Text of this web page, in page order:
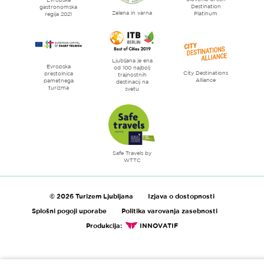
gastronomska
regija 2021
Zelena in varna
Destination
Platinum
Evropska
prestolnica
pametnega
turizma
Ljubljana je ena
od 100 najbolj
trajnostnih
destinacij na
svetu
City Destinations
Alliance
Safe Travels by
WTTC
© 2026 Turizem Ljubljana
Izjava o dostopnosti
Splošni pogoji uporabe
Politika varovanja zasebnosti
Produkcija:
INNOVATIF